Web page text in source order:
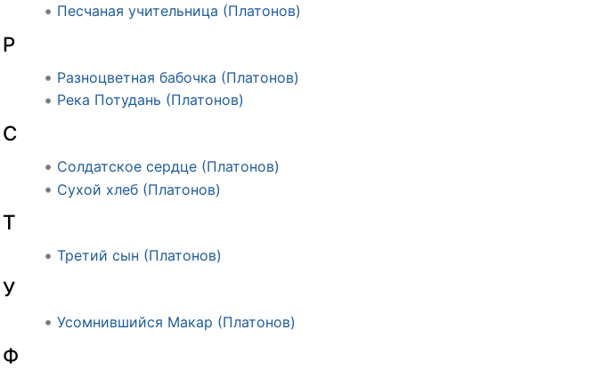
Песчаная учительница (Платонов)
Р
Разноцветная бабочка (Платонов)
Река Потудань (Платонов)
С
Солдатское сердце (Платонов)
Сухой хлеб (Платонов)
Т
Третий сын (Платонов)
У
Усомнившийся Макар (Платонов)
Ф